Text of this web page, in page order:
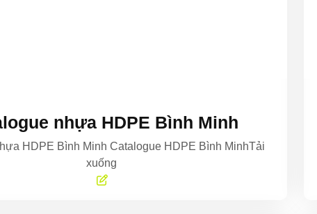
nhựa HDPE Bình Minh
HDPE Bình Minh Catalogue HDPE Bình MinhTải
xuống